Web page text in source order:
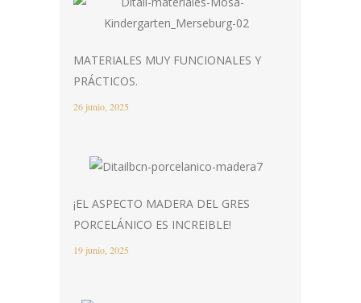
MATERIALES MUY FUNCIONALES Y
PRÁCTICOS.
26 junio, 2025
¡EL ASPECTO MADERA DEL GRES
PORCELÁNICO ES INCREIBLE!
19 junio, 2025